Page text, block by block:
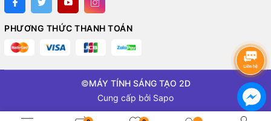
PHƯƠNG THỨC THANH TOÁN
©MÁY TÍNH SÁNG TẠO 2D
Cung cấp bởi Sapo